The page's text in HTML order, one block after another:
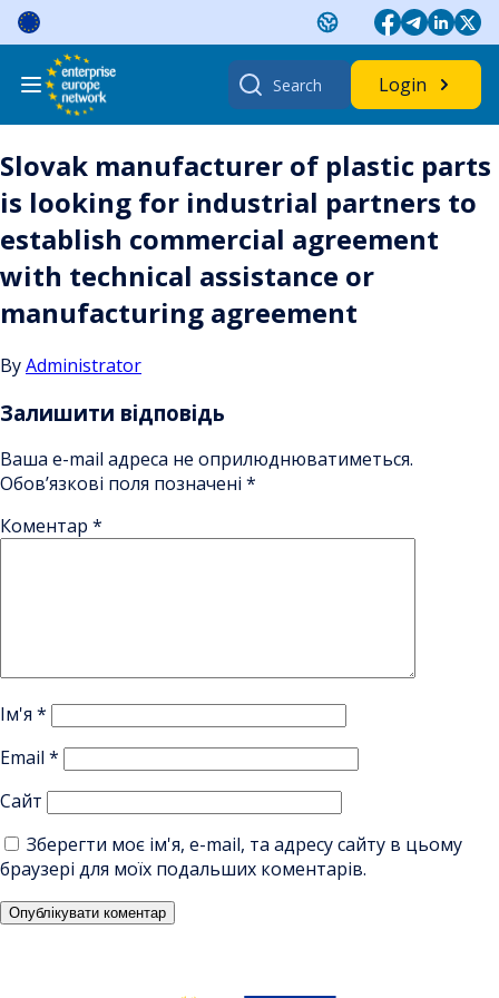
Skip
content
Search
for:
Login
Slovak manufacturer of plastic parts
is looking for industrial partners to
establish commercial agreement
with technical assistance or
manufacturing agreement
ByAdministrator
Залишити відповідь
Ваша e-mail адреса не оприлюднюватиметься.
Обов’язкові поля позначені *
Коментар *
Ім'я *
Email *
Сайт
Зберегти моє ім'я, e-mail, та адресу сайту в цьому
браузері для моїх подальших коментарів.